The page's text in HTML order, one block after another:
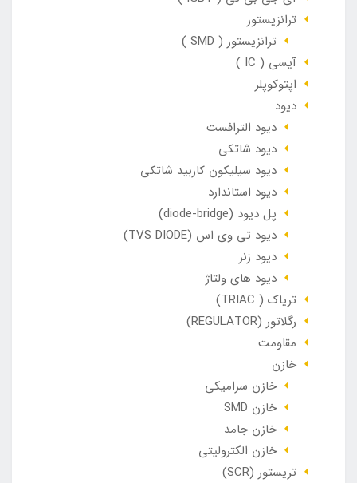
ترانزیستور
ترانزیستور ( SMD )
آیسی ( IC )
اپتوکوپلر
دیود
دیود الترافست
دیود شاتکی
دیود سیلیکون کاربید شاتکی
دیود استاندارد
پل دیود (diode-bridge)
دیود تی وی اس (TVS DIODE)
دیود زنر
دیود های ولتاژ
تریاک ( TRIAC)
رگلاتور (REGULATOR)
مقاومت
خازن
خازن سرامیکی
خازن SMD
خازن جامد
خازن الکترولیتی
تریستور (SCR)